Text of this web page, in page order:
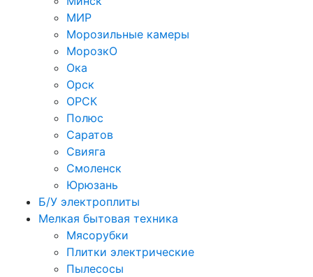
МИР
Морозильные камеры
МорозкО
Ока
Орск
ОРСК
Полюс
Саратов
Свияга
Смоленск
Юрюзань
Б/У электроплиты
Мелкая бытовая техника
Мясорубки
Плитки электрические
Пылесосы